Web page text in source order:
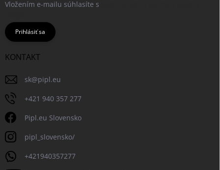
Vložením e-mailu súhlasíte s
Prihlásiť sa
KONTAKT
sk@pipl.eu
+421 940 357 277
Pipl.eu Slovensko
pipl_slovensko/
+421940357277